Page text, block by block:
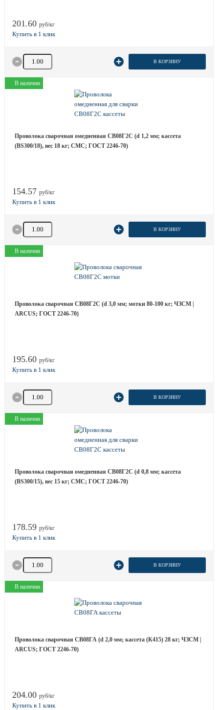
201.60 руб/кг
Количество товара В КОРЗИНУ
В наличии
Проволока сварочная омедненная СВ08Г2С (d 1,2 мм; кассета
(BS300/18), вес 18 кг; СМС; ГОСТ 2246-70)
154.57 руб/кг
Количество товара В КОРЗИНУ
В наличии
Проволока сварочная СВ08Г2С (d 3,0 мм; мотки 80-100 кг; ЧЗСМ |
ARCUS; ГОСТ 2246-70)
195.60 руб/кг
Количество товара В КОРЗИНУ
В наличии
Проволока сварочная омедненная СВ08Г2С (d 0,8 мм; кассета
(BS300/15), вес 15 кг; СМС; ГОСТ 2246-70)
178.59 руб/кг
Количество товара В КОРЗИНУ
В наличии
Проволока сварочная СВ08ГА (d 2,0 мм; кассета (К415) 28 кг; ЧЗСМ |
ARCUS; ГОСТ 2246-70)
204.00 руб/кг